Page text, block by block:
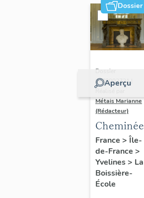
Dossier
Aperçu
Dossier
IM78002721 |
Métais Marianne
(Rédacteur)
Cheminée
France > Île-
de-France >
Yvelines> La
Boissière-
École